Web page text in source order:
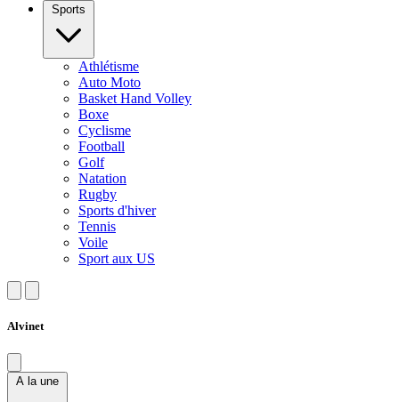
Sports
Athlétisme
Auto Moto
Basket Hand Volley
Boxe
Cyclisme
Football
Golf
Natation
Rugby
Sports d'hiver
Tennis
Voile
Sport aux US
Alvinet
A la une